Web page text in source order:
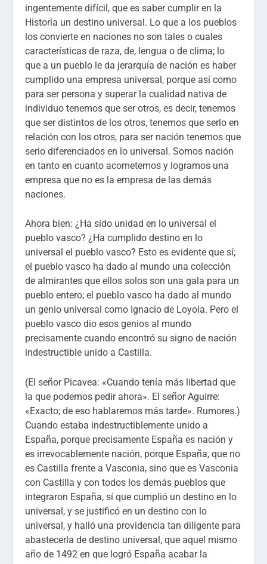
ingentemente difícil, que es saber cumplir en la
Historia un destino universal. Lo que a los pueblos
los convierte en naciones no son tales o cuales
características de raza, de, lengua o de clima; lo
que a un pueblo le da jerarquía de nación es haber
cumplido una empresa universal, porque así como
para ser persona y superar la cualidad nativa de
individuo tenemos que ser otros, es decir, tenemos
que ser distintos de los otros, tenemos que serlo en
relación con los otros, para ser nación tenemos que
serio diferenciados en lo universal. Somos nación
en tanto en cuanto acometemos y logramos una
empresa que no es la empresa de las demás
naciones.
Ahora bien: ¿Ha sido unidad en lo universal el
pueblo vasco? ¿Ha cumplido destino en lo
universal el pueblo vasco? Esto es evidente que sí;
el pueblo vasco ha dado al mundo una colección
de almirantes que ellos solos son una gala para un
pueblo entero; el pueblo vasco ha dado al mundo
un genio universal como Ignacio de Loyola. Pero el
pueblo vasco dio esos genios al mundo
precisamente cuando encontró su signo de nación
indestructible unido a Castilla.
(El señor Picavea: «Cuando tenía más libertad que
la que podemos pedir ahora». El señor Aguirre:
«Exacto; de eso hablaremos más tarde». Rumores.)
Cuando estaba indestructiblemente unido a
España, porque precisamente España es nación y
es irrevocablemente nación, porque España, que no
es Castilla frente a Vasconia, sino que es Vasconia
con Castilla y con todos los demás pueblos que
integraron España, sí que cumplió un destino en lo
universal, y se justificó en un destino con lo
universal, y halló una providencia tan diligente para
abastecerla de destino universal, que aquel mismo
año de 1492 en que logró España acabar la